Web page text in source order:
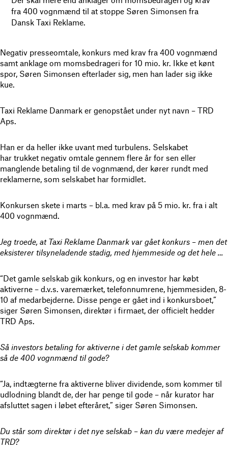
fra 400 vognmænd til at stoppe Søren Simonsen fra
Dansk Taxi Reklame.
Negativ presseomtale, konkurs med krav fra 400 vognmænd
samt anklage om momsbedrageri for 10 mio. kr. Ikke et kønt
spor, Søren Simonsen efterlader sig, men han lader sig ikke
kue.
Taxi Reklame Danmark er genopstået under nyt navn – TRD
Aps.
Han er da heller ikke uvant med turbulens. Selskabet
har trukket negativ omtale gennem flere år for sen eller
manglende betaling til de vognmænd, der kører rundt med
reklamerne, som selskabet har formidlet.
Konkursen skete i marts – bl.a. med krav på 5 mio. kr. fra i alt
400 vognmænd.
Jeg troede, at Taxi Reklame Danmark var gået konkurs – men det
eksisterer tilsyneladende stadig, med hjemmeside og det hele …
“Det gamle selskab gik konkurs, og en investor har købt
aktiverne – d.v.s. varemærket, telefonnumrene, hjemmesiden, 8-
10 af medarbejderne. Disse penge er gået ind i konkursboet,”
siger Søren Simonsen, direktør i firmaet, der officielt hedder
TRD Aps.
Så investors betaling for aktiverne i det gamle selskab kommer
så de 400 vognmænd til gode?
“Ja, indtægterne fra aktiverne bliver dividende, som kommer til
udlodning blandt de, der har penge til gode – når kurator har
afsluttet sagen i løbet efteråret,” siger Søren Simonsen.
Du står som direktør i det nye selskab – kan du være medejer af
TRD?